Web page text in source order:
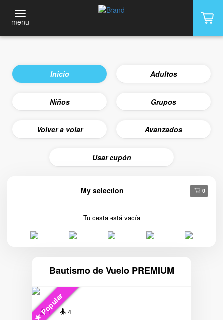
menu
Inicio Adultos
Niños Grupos
Volver a volar Avanzados
Usar cupón
My selection 0
Tu cesta está vacía
Bautismo de Vuelo PREMIUM
Popular
1
4